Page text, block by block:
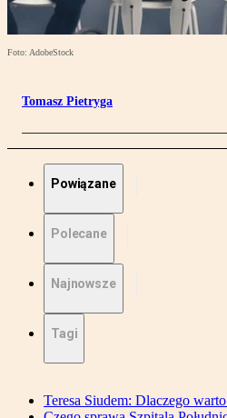
Foto: AdobeStock
Tomasz Pietryga
Powiązane
Polecane
Najnowsze
Tagi
Teresa Siudem: Dlaczego